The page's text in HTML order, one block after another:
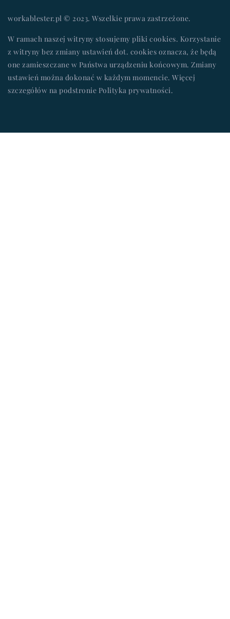
workablester.pl © 2023. Wszelkie prawa zastrzeżone.
W ramach naszej witryny stosujemy pliki cookies. Korzystanie
z witryny bez zmiany ustawień dot. cookies oznacza, że będą
one zamieszczane w Państwa urządzeniu końcowym. Zmiany
ustawień można dokonać w każdym momencie. Więcej
szczegółów na podstronie Polityka prywatności.